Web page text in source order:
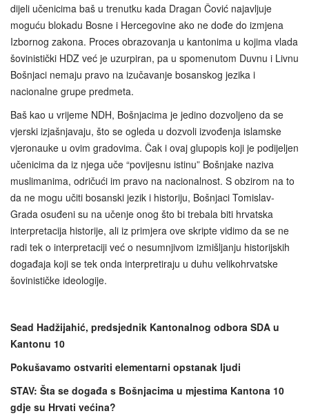
dijeli učenicima baš u trenutku kada Dragan Čović najavljuje
moguću blokadu Bosne i Hercegovine ako ne dođe do izmjena
Izbornog zakona. Proces obrazovanja u kantonima u kojima vlada
šovinistički HDZ već je uzurpiran, pa u spomenutom Duvnu i Livnu
Bošnjaci nemaju pravo na izučavanje bosanskog jezika i
nacionalne grupe predmeta.
Baš kao u vrijeme NDH, Bošnjacima je jedino dozvoljeno da se
vjerski izjašnjavaju, što se ogleda u dozvoli izvođenja islamske
vjeronauke u ovim gradovima. Čak i ovaj glupopis koji je podijeljen
učenicima da iz njega uče “povijesnu istinu” Bošnjake naziva
muslimanima, odričući im pravo na nacionalnost. S obzirom na to
da ne mogu učiti bosanski jezik i historiju, Bošnjaci Tomislav-
Grada osuđeni su na učenje onog što bi trebala biti hrvatska
interpretacija historije, ali iz primjera ove skripte vidimo da se ne
radi tek o interpretaciji već o nesumnjivom izmišljanju historijskih
događaja koji se tek onda interpretiraju u duhu velikohrvatske
šovinističke ideologije.
Sead Hadžijahić, predsjednik Kantonalnog odbora SDA u
Kantonu 10
Pokušavamo ostvariti elementarni opstanak ljudi
STAV: Šta se događa s Bošnjacima u mjestima Kantona 10
gdje su Hrvati većina?